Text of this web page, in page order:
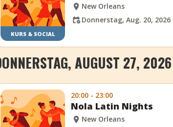
KURS & SOCIAL
New Orleans
Donnerstag, Aug. 20, 2026
AUGUST 27, 2026
20:00 - 23:00
Nola Latin Nights
New Orleans